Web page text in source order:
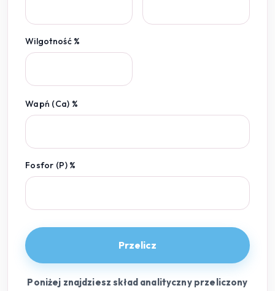
Wilgotność %
Wapń (Ca) %
Fosfor (P) %
Przelicz
Poniżej znajdziesz skład analityczny przeliczony